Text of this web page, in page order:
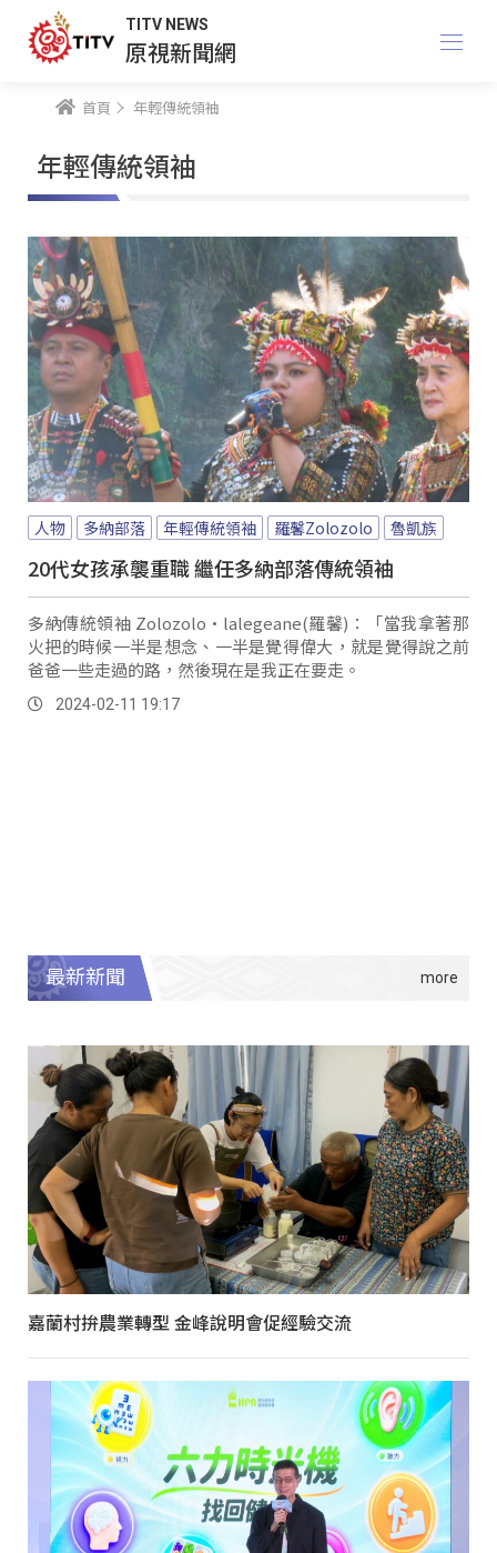
TITV NEWS
原視新聞網
首頁 年輕傳統領袖
年輕傳統領袖
人物 多納部落 年輕傳統領袖 羅馨Zolozolo 魯凱族
20代女孩承襲重職 繼任多納部落傳統領袖
多納傳統領袖 Zolozolo·lalegeane(羅馨)：「當我拿著那
火把的時候一半是想念、一半是覺得偉大，就是覺得說之前
爸爸一些走過的路，然後現在是我正在要走。
2024-02-11 19:17
最新新聞
嘉蘭村拚農業轉型 金峰說明會促經驗交流